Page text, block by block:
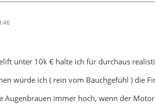
unter 10k € halte ich für durchaus
würde ich ( rein vom Bauchgefühl ) die
Augenbrauen immer hoch, wenn der